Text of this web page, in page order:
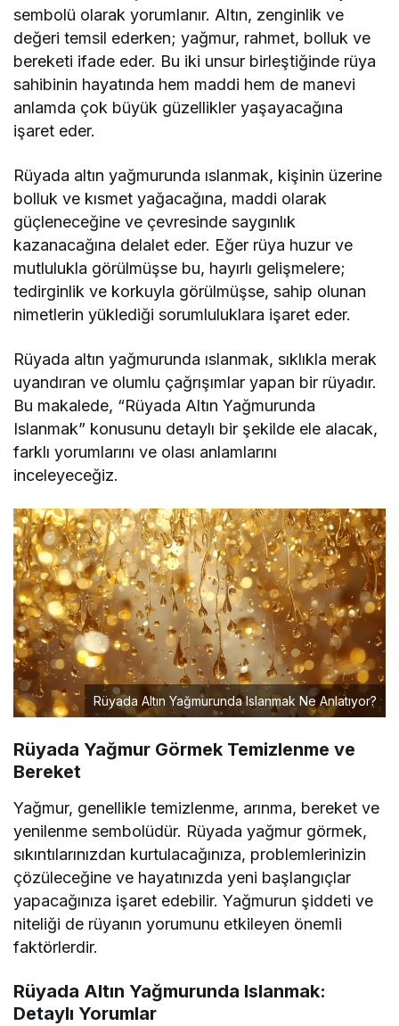
sembolü olarak yorumlanır. Altın, zenginlik ve
değeri temsil ederken; yağmur, rahmet, bolluk ve
bereketi ifade eder. Bu iki unsur birleştiğinde rüya
sahibinin hayatında hem maddi hem de manevi
anlamda çok büyük güzellikler yaşayacağına
işaret eder.
Rüyada altın yağmurunda ıslanmak, kişinin üzerine
bolluk ve kısmet yağacağına, maddi olarak
güçleneceğine ve çevresinde saygınlık
kazanacağına delalet eder. Eğer rüya huzur ve
mutlulukla görülmüşse bu, hayırlı gelişmelere;
tedirginlik ve korkuyla görülmüşse, sahip olunan
nimetlerin yüklediği sorumluluklara işaret eder.
Rüyada altın yağmurunda ıslanmak, sıklıkla merak
uyandıran ve olumlu çağrışımlar yapan bir rüyadır.
Bu makalede, “Rüyada Altın Yağmurunda
Islanmak” konusunu detaylı bir şekilde ele alacak,
farklı yorumlarını ve olası anlamlarını
inceleyeceğiz.
Rüyada Altın Yağmurunda Islanmak Ne Anlatıyor?
Rüyada Yağmur Görmek Temizlenme ve
Bereket
Yağmur, genellikle temizlenme, arınma, bereket ve
yenilenme sembolüdür. Rüyada yağmur görmek,
sıkıntılarınızdan kurtulacağınıza, problemlerinizin
çözüleceğine ve hayatınızda yeni başlangıçlar
yapacağınıza işaret edebilir. Yağmurun şiddeti ve
niteliği de rüyanın yorumunu etkileyen önemli
faktörlerdir.
Rüyada Altın Yağmurunda Islanmak:
Detaylı Yorumlar